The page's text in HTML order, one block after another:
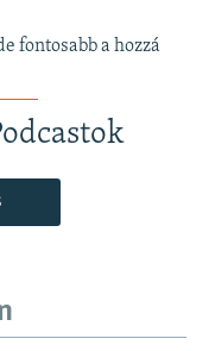
fontosabb a hozzá